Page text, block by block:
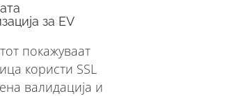
за EV
покажуваат
користи SSL
валидација и